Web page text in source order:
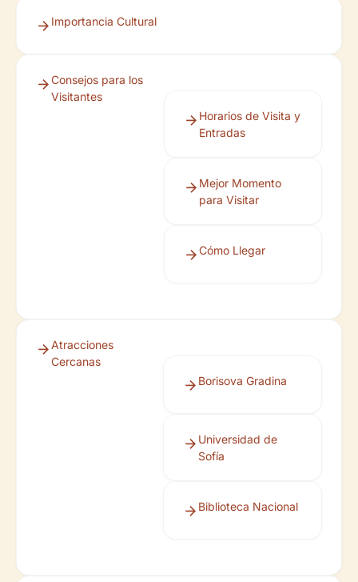
Importancia Cultural
Consejos para los
Visitantes
Horarios de Visita y
Entradas
Mejor Momento
para Visitar
Cómo Llegar
Atracciones
Cercanas
Borisova Gradina
Universidad de
Sofía
Biblioteca Nacional